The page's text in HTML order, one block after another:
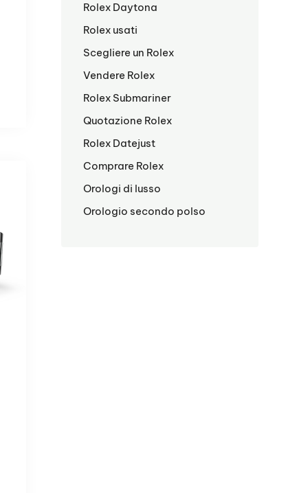
Rolex Daytona
Rolex usati
Scegliere un Rolex
Vendere Rolex
Rolex Submariner
Quotazione Rolex
Rolex Datejust
Comprare Rolex
Orologi di lusso
Orologio secondo polso